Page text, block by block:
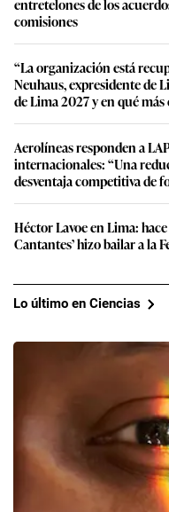
entretelones de los
comisiones
“La organización está
Neuhaus, expresidente de
de Lima 2027 y en qué
Aerolíneas responden a
internacionales: “Una
desventaja competitiva de
Héctor Lavoe en Lima:
Cantantes’ hizo bailar a la
Lo último en Ciencias